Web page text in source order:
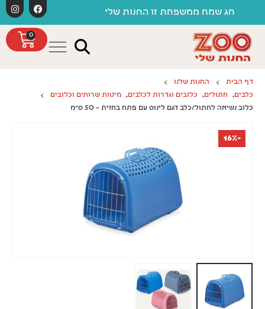
זו החנות שלי משלוחים חינם
0
דף הבית
החנות שלנו
כלבים, חתולים, כלובים וגדרות לכלבים,
מיטות שרותים וכלובים
כלוב נשיאה לחתול/כלב דגם לינוס עם פתח בחזית – 50 ס"מ
-16%